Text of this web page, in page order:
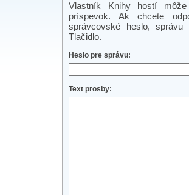
Vlastník Knihy hostí
príspevok. Ak chcete
správcovské heslo,
Tlačidlo.
Heslo pre správu:
Text prosby: